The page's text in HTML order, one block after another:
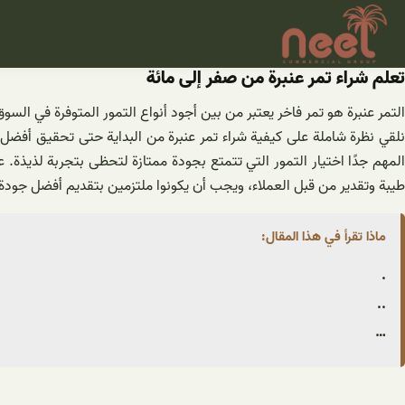
تخطى
المحتوى
تعلم شراء تمر عنبرة من صفر إلى مائة
التمر عنبرة هو تمر فاخر يعتبر من بين أجود أنواع التمور المتوفرة في
نلقي نظرة شاملة على كيفية شراء تمر عنبرة من البداية حتى تحقيق
المهم جدًا اختيار التمور التي تتمتع بجودة ممتازة لتحظى بتجربة
طيبة وتقدير من قبل العملاء، ويجب أن يكونوا ملتزمين بتقديم أفضل
ماذا تقرأ في هذا المقال:
.
..
…